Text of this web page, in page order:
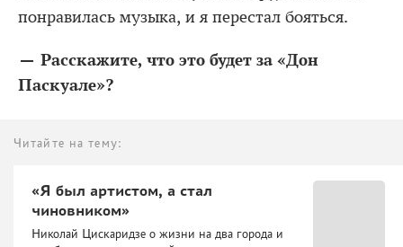
понравилась музыка, и я перестал бояться.
— Расскажите, что это будет за «Дон
Паскуале»?
Читайте на тему:
«Я был артистом, а стал
чиновником»
Николай Цискаридзе о жизни на два города и